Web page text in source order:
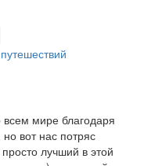
мире благодаря
вот нас потряс
лучший в этой